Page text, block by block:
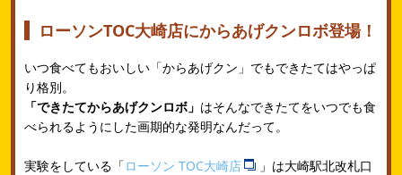
ローソンTOC大崎店にからあげクンロボ登場！
いつ食べてもおいしい「からあげクン」でもできたてはやっぱ
り格別。
「できたてからあげクンロボ」 はそんなできたてをいつでも食
べられるようにした画期的な発明なんだって。
実験をしている「ローソン TOC大崎店
」は大崎駅北改札口